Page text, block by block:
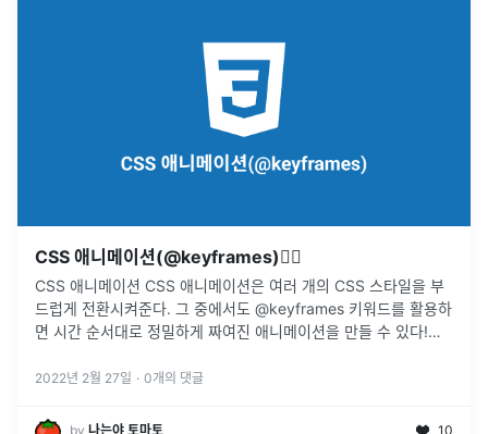
CSS 애니메이션(@keyframes)🤸‍♀️
CSS 애니메이션 CSS 애니메이션은 여러 개의 CSS 스타일을 부
드럽게 전환시켜준다. 그 중에서도 @keyframes 키워드를 활용하
면 시간 순서대로 정밀하게 짜여진 애니메이션을 만들 수 있다!
임...
2022년 2월 27일 · 0개의 댓글
by 나는야 토마토 10